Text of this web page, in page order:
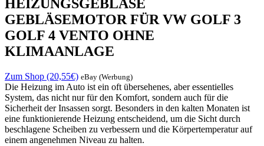
HEIZUNGSGEBLÄSE
GEBLÄSEMOTOR FÜR VW GOLF 3
GOLF 4 VENTO OHNE
KLIMAANLAGE
Zum Shop (20,55€) eBay (Werbung)
Die Heizung im Auto ist ein oft übersehenes, aber essentielles
System, das nicht nur für den Komfort, sondern auch für die
Sicherheit der Insassen sorgt. Besonders in den kalten Monaten ist
eine funktionierende Heizung entscheidend, um die Sicht durch
beschlagene Scheiben zu verbessern und die Körpertemperatur auf
einem angenehmen Niveau zu halten.